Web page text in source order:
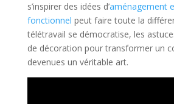
s’inspirer des idées d’aménagement
fonctionnel peut faire toute la
télétravail se démocratise, les
de décoration pour transformer un
devenues un véritable art.